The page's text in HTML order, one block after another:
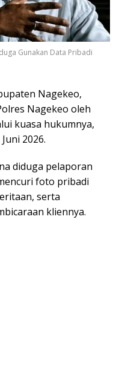
Gunakan Data Pribadi
Nagekeo,
Nagekeo oleh
kuasa hukumnya,
2026.
diduga pelaporan
foto pribadi
serta
kliennya.